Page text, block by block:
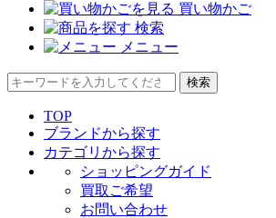
買い物かご
検索
メニュー
検索
TOP
ブランドから探す
カテゴリから探す
ショッピングガイド
買取ご希望
お問い合わせ